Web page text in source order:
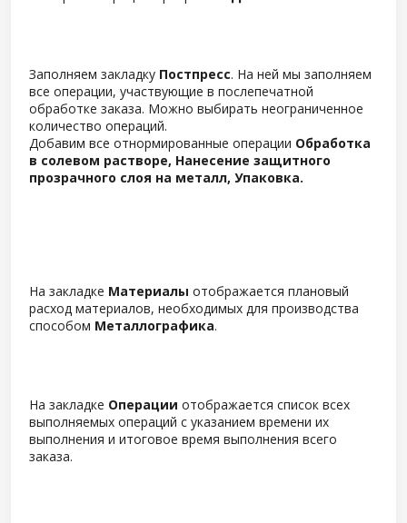
Заполняем закладку Постпресс. На ней мы заполняем
все операции, участвующие в послепечатной
обработке заказа. Можно выбирать неограниченное
количество операций.
Добавим все отнормированные операции Обработка
в солевом растворе, Нанесение защитного
прозрачного слоя на металл, Упаковка.
На закладке Материалы отображается плановый
расход материалов, необходимых для производства
способом Металлографика.
На закладке Операции отображается список всех
выполняемых операций с указанием времени их
выполнения и итоговое время выполнения всего
заказа.